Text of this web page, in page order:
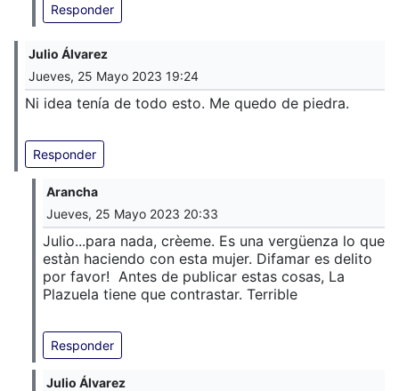
Responder
Julio Álvarez
Jueves, 25 Mayo 2023 19:24
Ni idea tenía de todo esto. Me quedo de piedra.
Responder
Arancha
Jueves, 25 Mayo 2023 20:33
Julio...para nada, crèeme. Es una vergüenza lo que
estàn haciendo con esta mujer. Difamar es delito
por favor! Antes de publicar estas cosas, La
Plazuela tiene que contrastar. Terrible
Responder
Julio Álvarez